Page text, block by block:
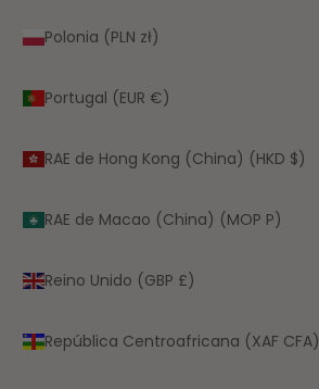
Polonia (PLN zł)
Portugal (EUR €)
RAE de Hong Kong (China) (HKD $)
RAE de Macao (China) (MOP P)
Reino Unido (GBP £)
República Centroafricana (XAF CFA)